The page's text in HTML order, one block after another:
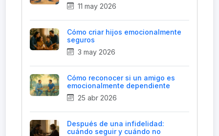
11 may 2026
Cómo criar hijos emocionalmente
seguros
3 may 2026
Cómo reconocer si un amigo es
emocionalmente dependiente
25 abr 2026
Después de una infidelidad:
cuándo seguir y cuándo no